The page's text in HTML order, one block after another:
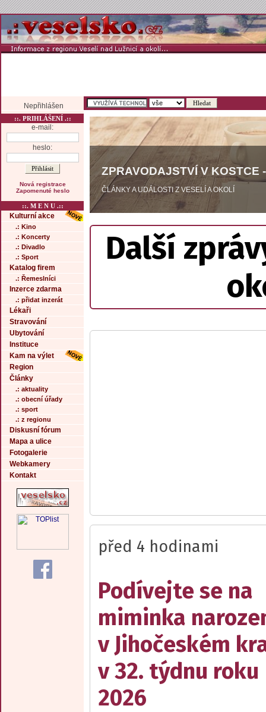
Nepřihlášen
::. PRIHLÁŠENÍ .::
e-mail:
heslo:
Nová registrace
Zapomenuté heslo
::. M E N U .::
Kulturní akce
.: Kino
.: Koncerty
.: Divadlo
.: Sport
Katalog firem
.: Řemeslníci
Inzerce zdarma
.: přidat inzerát
Lékaři
Stravování
Ubytování
Instituce
Kam na výlet
Region
Články
.: aktuality
.: obecní úřady
.: sport
.: z regionu
Diskusní fórum
Mapa a ulice
Fotogalerie
Webkamery
Kontakt
ZPRAVODAJSTVÍ V KOSTCE
ČLÁNKY A UDÁLOSTI Z VESELÍ A OKOLÍ
Další
před 4 hodinami
Podívejte se na
miminka
v Jihočeském
v 32. týdnu roku
2026